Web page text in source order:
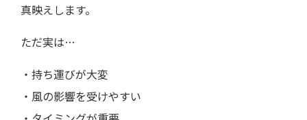
真映えします。
ただ実は…
・持ち運びが大変
・風の影響を受けやすい